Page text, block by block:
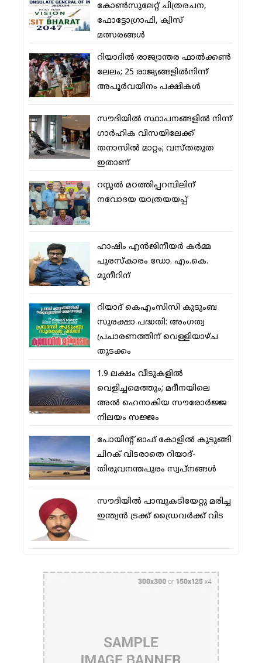
കോണ്‍സുലേറ്റ് ചിത്രരചന,
ഫോട്ടോഗ്രാഫി, ക്വിസ്
മത്സരങ്ങള്‍
റിയാദില്‍ രാജ്യാന്തര ഫാല്‍ക്കണ്‍
ലേലം; 25 രാജ്യങ്ങളില്‍നിന്ന്
അപൂര്‍വയിനം പക്ഷികള്‍
സൗദിയില്‍ സ്ഥാപനങ്ങളില്‍ നിന്ന്
ഗാര്‍ഹിക വിസയിലേക്ക്
തനാസില്‍ മാറ്റം; വസ്തതുത
ഇതാണ്
റസ്സല്‍ മഠത്തിപ്പറമ്പിലിന്
നവോദയ യാത്രയയപ്പ്
ഹാഷിം എന്‍ജിനീയര്‍ കര്‍മ്മ
പുരസ്‌കാരം ഡോ. എം.കെ.
മുനീറിന്
റിയാദ് കെഎംസിസി കുടുംബ
സുരക്ഷാ പദ്ധതി: അംഗത്വ
പ്രചാരണത്തിന് വെള്ളിയാഴ്ച
തുടക്കം
1.9 ലക്ഷം വീടുകളില്‍
വെളിച്ചമെത്തും; മദീനയിലെ
അല്‍ ഹെനാകിയ സൗരോര്‍ജ്ജ
നിലയം സജ്ജം
പോയിന്റ് ഓഫ് കോളില്‍ കുടുങ്ങി
ചിറക് വിടരാതെ റിയാദ്-
തിരുവനന്തപുരം സ്വപ്നങ്ങള്‍
സൗദിയിൽ പാമ്പുകടിയേറ്റു മരിച്ച
ഇന്ത്യൻ ട്രക്ക് ഡ്രൈവർക്ക് വിട